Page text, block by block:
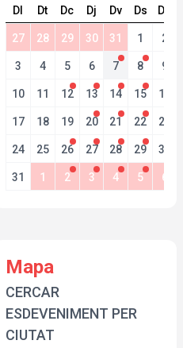
Dl Dt Dc Dj Dv Ds Dg
27 28 29 30 31 1 2
3 4 5 6 7 8 9
10 11 12 13 14 15 16
17 18 19 20 21 22 23
24 25 26 27 28 29 30
31 1 2 3 4 5 6
Mapa
CERCAR
ESDEVENIMENT PER
CIUTAT